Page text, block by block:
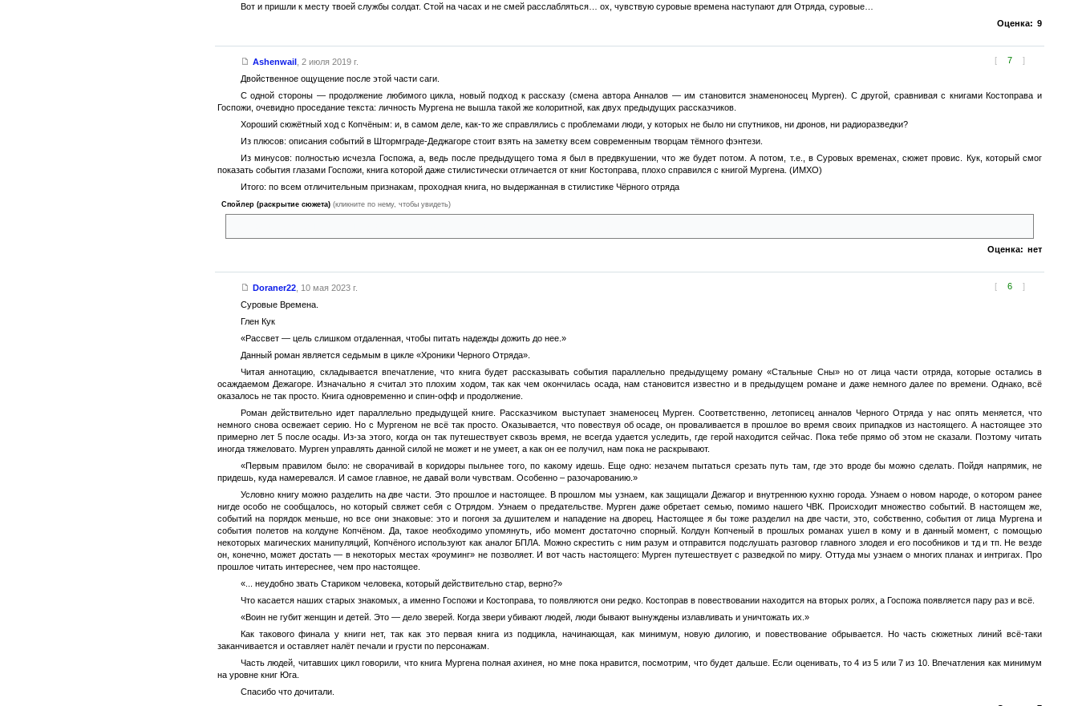
Вот и пришли к месту твоей службы солдат. Стой на часах и не смей расслабляться… ох, чувствую суровые времена наступают для Отряда, суровые…
Оценка: 9
[ 7 ]
Ashenwail, 2 июля 2019 г.
Двойственное ощущение после этой части саги.
С одной стороны — продолжение любимого цикла, новый подход к рассказу (смена автора Анналов — им становится знаменоносец Мурген). С другой, сравнивая с книгами Костоправа и
Госпожи, очевидно проседание текста: личность Мургена не вышла такой же колоритной, как двух предыдущих рассказчиков.
Хороший сюжётный ход с Копчёным: и, в самом деле, как-то же справлялись с проблемами люди, у которых не было ни спутников, ни дронов, ни радиоразведки?
Из плюсов: описания событий в Штормграде-Деджагоре стоит взять на заметку всем современным творцам тёмного фэнтези.
Из минусов: полностью исчезла Госпожа, а, ведь после предыдущего тома я был в предвкушении, что же будет потом. А потом, т.е., в Суровых временах, сюжет провис. Кук, который смог
показать события глазами Госпожи, книга которой даже стилистически отличается от книг Костоправа, плохо справился с книгой Мургена. (ИМХО)
Итого: по всем отличительным признакам, проходная книга, но выдержанная в стилистике Чёрного отряда
Спойлер (раскрытие сюжета) (кликните по нему, чтобы увидеть)
Оценка: нет
[ 6 ]
Doraner22, 10 мая 2023 г.
Суровые Времена.
Глен Кук
«Рассвет — цель слишком отдаленная, чтобы питать надежды дожить до нее.»
Данный роман является седьмым в цикле «Хроники Черного Отряда».
Читая аннотацию, складывается впечатление, что книга будет рассказывать события параллельно предыдущему роману «Стальные Сны» но от лица части отряда, которые остались в
осаждаемом Дежагоре. Изначально я считал это плохим ходом, так как чем окончилась осада, нам становится известно и в предыдущем романе и даже немного далее по времени. Однако, всё
оказалось не так просто. Книга одновременно и спин-офф и продолжение.
Роман действительно идет параллельно предыдущей книге. Рассказчиком выступает знаменосец Мурген. Соответственно, летописец анналов Черного Отряда у нас опять меняется, что
немного снова освежает серию. Но с Мургеном не всё так просто. Оказывается, что повествуя об осаде, он проваливается в прошлое во время своих припадков из настоящего. А настоящее это
примерно лет 5 после осады. Из-за этого, когда он так путешествует сквозь время, не всегда удается уследить, где герой находится сейчас. Пока тебе прямо об этом не сказали. Поэтому читать
иногда тяжеловато. Мурген управлять данной силой не может и не умеет, а как он ее получил, нам пока не раскрывают.
«Первым правилом было: не сворачивай в коридоры пыльнее того, по какому идешь. Еще одно: незачем пытаться срезать путь там, где это вроде бы можно сделать. Пойдя напрямик, не
придешь, куда намеревался. И самое главное, не давай воли чувствам. Особенно – разочарованию.»
Условно книгу можно разделить на две части. Это прошлое и настоящее. В прошлом мы узнаем, как защищали Дежагор и внутреннюю кухню города. Узнаем о новом народе, о котором ранее
нигде особо не сообщалось, но который свяжет себя с Отрядом. Узнаем о предательстве. Мурген даже обретает семью, помимо нашего ЧВК. Происходит множество событий. В настоящем же,
событий на порядок меньше, но все они знаковые: это и погоня за душителем и нападение на дворец. Настоящее я бы тоже разделил на две части, это, собственно, события от лица Мургена и
события полетов на колдуне Копчёном. Да, такое необходимо упомянуть, ибо момент достаточно спорный. Колдун Копченый в прошлых романах ушел в кому и в данный момент, с помощью
некоторых магических манипуляций, Копчёного используют как аналог БПЛА. Можно скрестить с ним разум и отправится подслушать разговор главного злодея и его пособников и тд и тп. Не везде
он, конечно, может достать — в некоторых местах «роуминг» не позволяет. И вот часть настоящего: Мурген путешествует с разведкой по миру. Оттуда мы узнаем о многих планах и интригах. Про
прошлое читать интереснее, чем про настоящее.
«... неудобно звать Стариком человека, который действительно стар, верно?»
Что касается наших старых знакомых, а именно Госпожи и Костоправа, то появляются они редко. Костоправ в повествовании находится на вторых ролях, а Госпожа появляется пару раз и всё.
«Воин не губит женщин и детей. Это — дело зверей. Когда звери убивают людей, люди бывают вынуждены излавливать и уничтожать их.»
Как такового финала у книги нет, так как это первая книга из подцикла, начинающая, как минимум, новую дилогию, и повествование обрывается. Но часть сюжетных линий всё-таки
заканчивается и оставляет налёт печали и грусти по персонажам.
Часть людей, читавших цикл говорили, что книга Мургена полная ахинея, но мне пока нравится, посмотрим, что будет дальше. Если оценивать, то 4 из 5 или 7 из 10. Впечатления как минимум
на уровне книг Юга.
Спасибо что дочитали.